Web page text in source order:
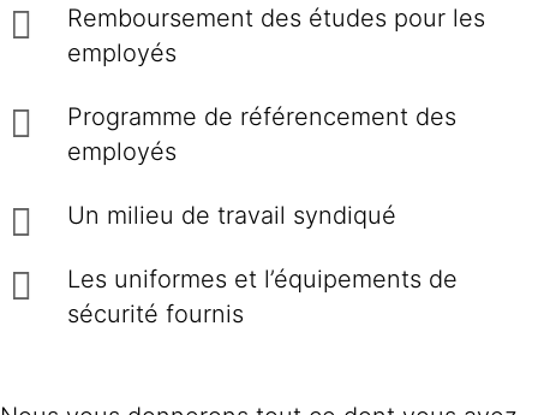
Remboursement des études pour les
employés
Programme de référencement des
employés
Un milieu de travail syndiqué
Les uniformes et l’équipements de
sécurité fournis